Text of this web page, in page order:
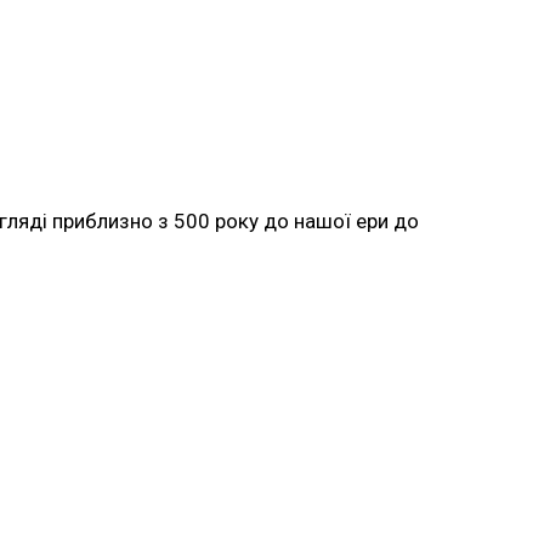
приблизно з 500 року до нашої ери до